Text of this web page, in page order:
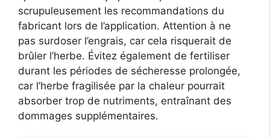
scrupuleusement les recommandations du
fabricant lors de l’application. Attention à ne
pas surdoser l’engrais, car cela risquerait de
brûler l’herbe. Évitez également de fertiliser
durant les périodes de sécheresse prolongée,
car l’herbe fragilisée par la chaleur pourrait
absorber trop de nutriments, entraînant des
dommages supplémentaires.